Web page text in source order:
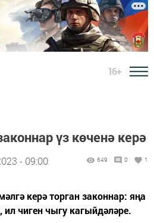
16+
үз көченә керә
- 09:00 649 0 1
керә торган законнар: яңа
чиген чыгу кагыйдәләре.